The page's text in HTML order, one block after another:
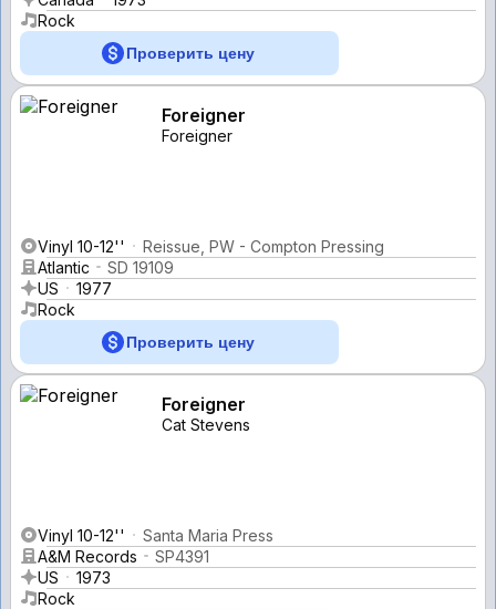
Rock
Проверить цену
Foreigner
Foreigner
Vinyl 10-12''
Reissue, PW - Compton Pressing
Atlantic
SD 19109
US
1977
Rock
Проверить цену
Foreigner
Cat Stevens
Vinyl 10-12''
Santa Maria Press
A&M Records
SP4391
US
1973
Rock